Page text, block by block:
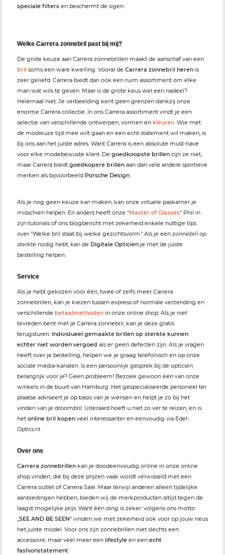
speciale filters en beschermt de ogen.
Welke Carrera zonnebril past bij mij?
De grote keuze aan Carrera zonnebrillen maakt de aanschaf van een
bril soms een ware kwelling. Vooral de Carrera zonnebril heren is
zeer geliefd. Carrera biedt dan ook een ruim assortiment om elke
man wat wils te geven. Maar is de grote keus wel een nadeel?
Helemaal niet. Je verbeelding kent geen grenzen dankzij onze
enorme Carrera collectie. In ons Carrera assortiment vindt je een
selectie van verschillende ontwerpen, vormen en kleuren. Wie met
de modieuze tijd mee wilt gaan en een echt statement wil maken, is
bij ons aan het juiste adres. Want Carrera is een absolute must-have
voor elke modebewuste klant. De goedkoopste brillen zijn ze niet,
maar Carrera biedt goedkopere brillen aan dan vele andere sportieve
merken als bijvoorbeeld Porsche Design.
Als je nog geen keuze kan maken, kan onze virtuele paskamer je
misschien helpen. En anders heeft onze "Master of Glasses" Phil in
zijn tutorials of ons blogbericht met zekerheid enkele nuttige tips
over "Welke bril staat bij welke gezichtsvorm." Als je een zonnebril op
sterkte nodig hebt, kan de Digitale Opticien je met de juiste
bestelling helpen.
Service
Als je hebt gekozen voor één, twee of zelfs meer Carrera
zonnebrillen, kan je kiezen tussen express of normale verzending en
verschillende betaalmethoden in onze online shop. Als je niet
tevreden bent met je Carrera zonnebril, kan je deze gratis
terugsturen. Individueel gemaakte brillen op sterkte kunnen
echter niet worden vergoed als er geen defecten zijn. Als je vragen
heeft over je bestelling, helpen we je graag telefonisch en op onze
sociale media-kanalen. Is een persoonlijk gesprek bij de opticien
belangrijk voor je? Geen probleem! Bezoek gewoon één van onze
winkels in de buurt van Hamburg. Het gespecialiseerde personeel ter
plaatse adviseert je op basis van je wensen en helpt je zo bij het
vinden van je droombril. Uiteraard hoeft u niet zo ver te reizen, en is
het online bril kopen veel interessanter en eenvoudig via Edel-
Optics.nl.
Over ons
Carrera zonnebrillen kan je doodeenvoudig online in onze online
shop vinden, die bij deze prijzen vaak wordt verwisseld met een
Carrera outlet of Carrera Sale. Maar terwijl anderen alleen tijdelijke
aanbiedingen hebben, bieden wij de merkproducten altijd tegen de
laagst mogelijke prijs. Want één ding is zeker: volgens ons motto
„SEE AND BE SEEN“ vinden we met zekerheid ook voor op jouw neus
het juiste model. Voor ons zijn zonnebrillen niet slechts een
accessoire, maar veel meer een lifestyle en een echt
fashionstatement.